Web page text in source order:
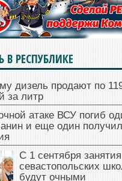
В РЕСПУБЛИКЕ
дизель продают по
за литр
атаке ВСУ погиб
и еще один получил
С 1 сентября
севастопольских
будут очными